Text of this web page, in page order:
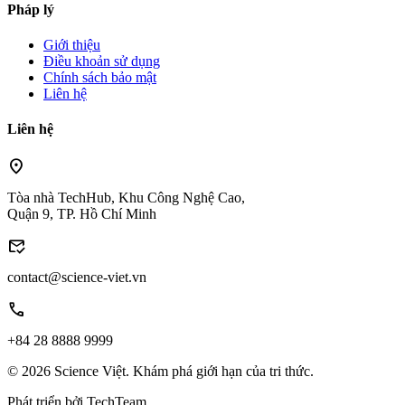
Pháp lý
Giới thiệu
Điều khoản sử dụng
Chính sách bảo mật
Liên hệ
Liên hệ
location_on
Tòa nhà TechHub, Khu Công Nghệ Cao,
Quận 9, TP. Hồ Chí Minh
mark_email_read
contact@science-viet.vn
call
+84 28 8888 9999
© 2026 Science Việt. Khám phá giới hạn của tri thức.